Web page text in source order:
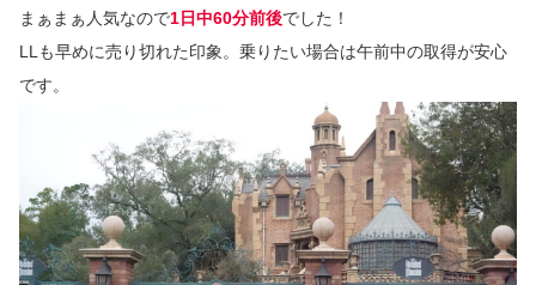
まぁまぁ人気なので1日中60分前後でした！
LLも早めに売り切れた印象。 乗りたい場合は午前中の取得が安心
です。